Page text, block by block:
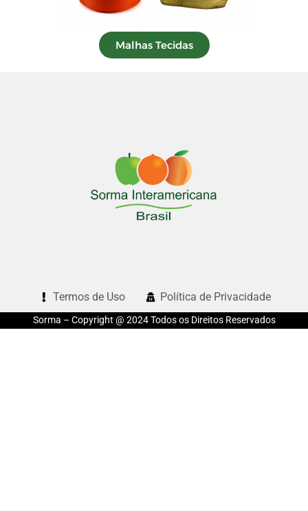
Malhas Tecidas
Termos de Uso Política de Privacidade
Sorma – Copyright @ 2024 Todos os Direitos Reservados